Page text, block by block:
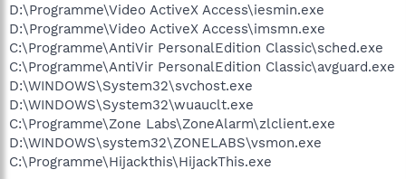
D:\Programme\Video ActiveX Access\iesmin.exe
D:\Programme\Video ActiveX Access\imsmn.exe
C:\Programme\AntiVir PersonalEdition Classic\sched.exe
C:\Programme\AntiVir PersonalEdition Classic\avguard.exe
D:\WINDOWS\System32\svchost.exe
D:\WINDOWS\System32\wuauclt.exe
C:\Programme\Zone Labs\ZoneAlarm\zlclient.exe
D:\WINDOWS\system32\ZONELABS\vsmon.exe
C:\Programme\Hijackthis\HijackThis.exe